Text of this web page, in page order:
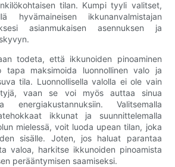
tilan. Kumpi tyyli valitset,
hyvämaineisen ikkunanvalmistajan
asianmukaisen asennuksen ja
todeta, että ikkunoiden pinoaminen
tapa maksimoida luonnollinen valo ja
tila. Luonnollisella valolla ei ole vain
vaan se voi myös auttaa sinua
energiakustannuksiin. Valitsemalla
ikkunat ja suunnittelemalla
mielessä, voit luoda upean tilan, joka
sisälle. Joten, jos haluat parantaa
valoa, harkitse ikkunoiden pinoamista
perääntymisen saamiseksi.